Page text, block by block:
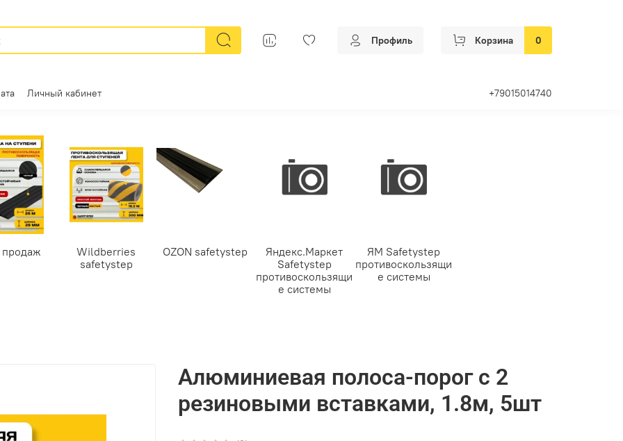
Профиль Корзина 0
Личный кабинет +79015014740
Wildberries
safetystep
OZON safetystep
Яндекс.Маркет
Safetystep
противоскользящи
е системы
ЯМ Safetystep
противоскользящи
е системы
Алюминиевая полоса-порог с 2
резиновыми вставками, 1.8м, 5шт